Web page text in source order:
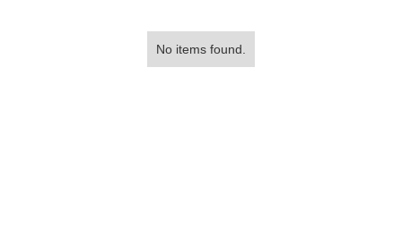
No items found.